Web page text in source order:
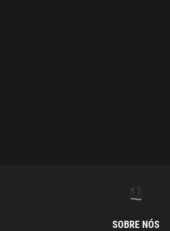
SOBRE NÓS